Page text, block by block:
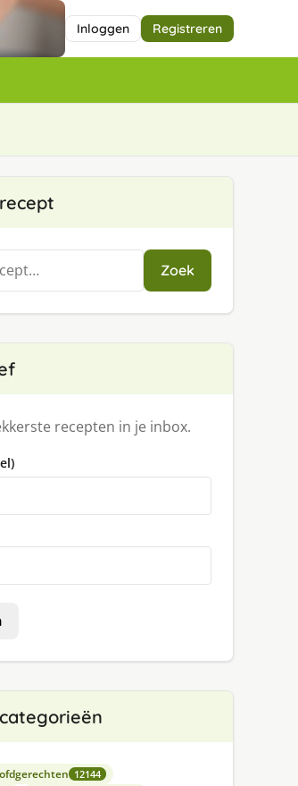
Inloggen Registreren
Zoek
recepten in je inbox.
12144